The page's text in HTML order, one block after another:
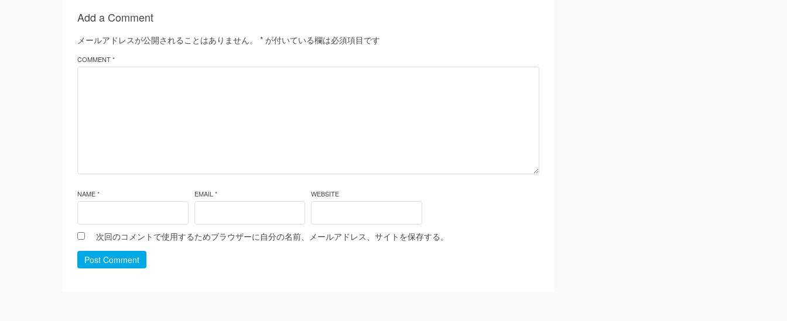
Add a Comment
メールアドレスが公開されることはありません。 * が付いている欄は必須項目です
COMMENT *
NAME * EMAIL * WEBSITE
次回のコメントで使用するためブラウザーに自分の名前、メールアドレス、サイトを保存する。
Post Comment